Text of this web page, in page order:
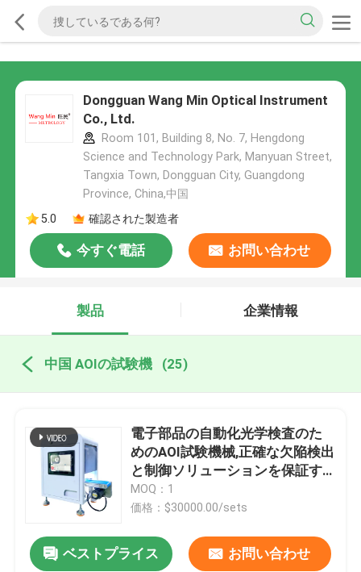
Dongguan Wang Min Optical Instrument
Co., Ltd.
Room 101, Building 8, No. 7, Hengdong
Science and Technology Park, Manyuan Street,
Tangxia Town, Dongguan City, Guangdong
Province, China,中国
5.0
確認された製造者
今すぐ電話 お問い合わせ
製品 企業情報
中国 AOIの試験機 (25)
電子部品の自動化光学検査のた
めのAOI試験機械,正確な欠陥検出
と制御ソリューションを保証す
る
MOQ：1
価格：$30000.00/sets
ベストプライス お問い合わせ